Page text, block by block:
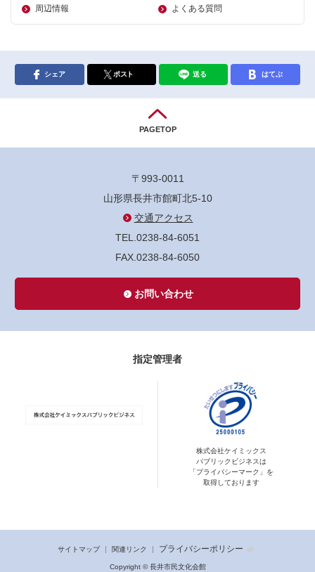
周辺情報
よくある質問
シェア ポスト 送る はてぶ
PAGETOP
〒993-0011
山形県長井市館町北5-10
交通アクセス
TEL.0238-84-6051
FAX.0238-84-6050
お問い合わせ
指定管理者
株式会社ケイミックス
パブリックビジネスは
「プライバシーマーク」を
取得しております
サイトマップ 関連リンク プライバシーポリシー
Copyright © 長井市民文化会館